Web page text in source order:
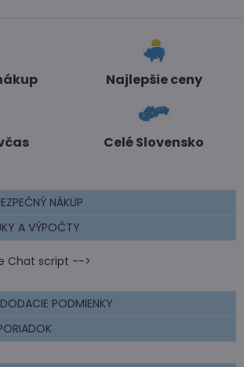
Najlepšie ceny
Celé Slovensko
NÁKUP
A VÝPOČTY
Chat script -->
PODMIENKY